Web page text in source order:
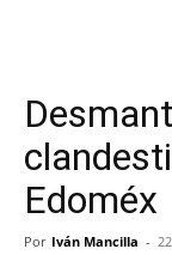
Edoméx
Por Iván Mancilla -